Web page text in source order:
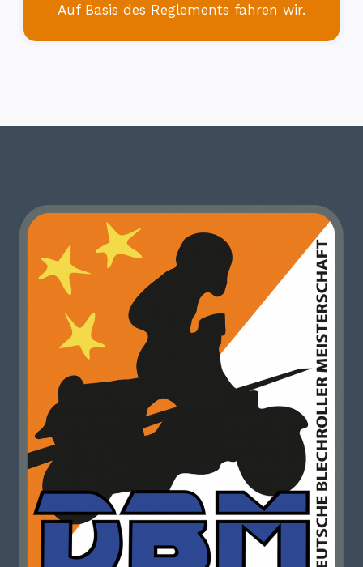
Auf Basis des Reglements fahren wir.